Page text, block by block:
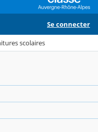
Se connecter
scolaires